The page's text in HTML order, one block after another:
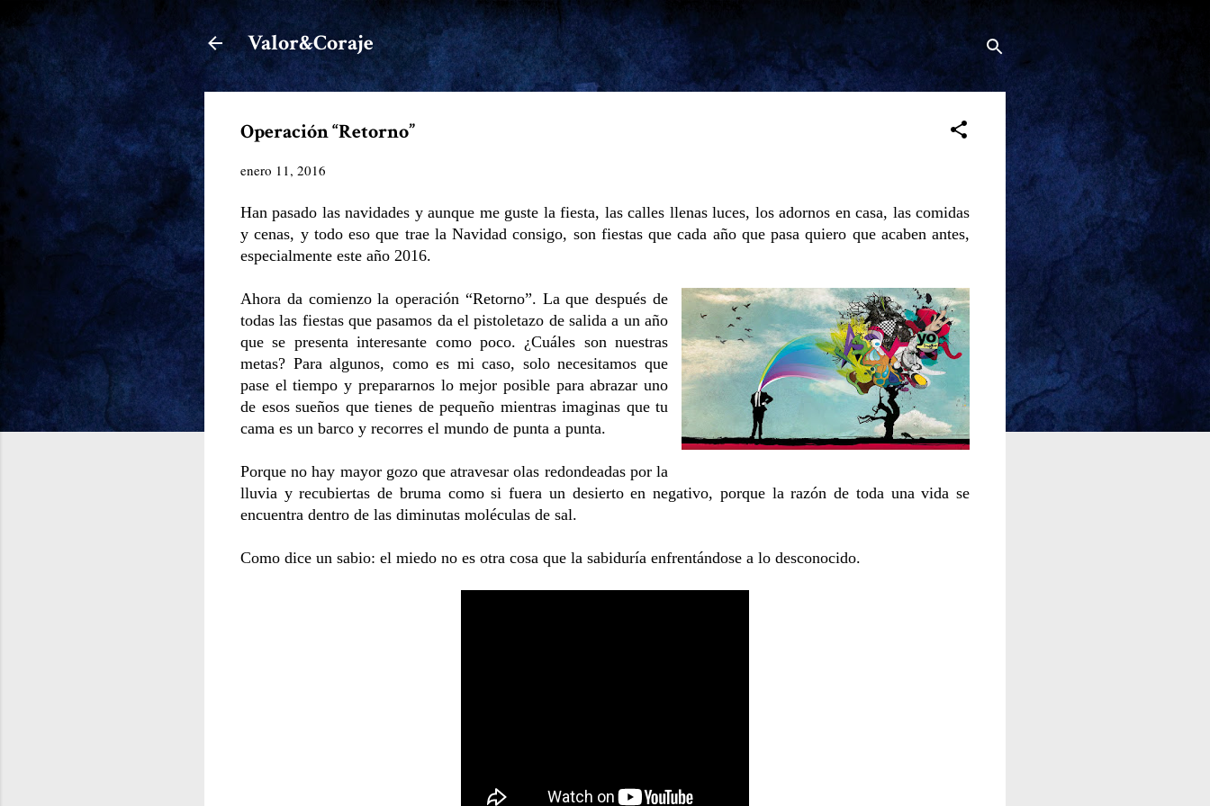
Ir al contenido principal
Valor&Coraje
Operación “Retorno”
enero 11, 2016
Han pasado las navidades y aunque me guste la fiesta, las calles llenas luces, los adornos en casa, las comidas
y cenas, y todo eso que trae la Navidad consigo, son fiestas que cada año que pasa quiero que acaben antes,
especialmente este año 2016.
Ahora da comienzo la operación “Retorno”. La que después de
todas las fiestas que pasamos da el pistoletazo de salida a un año
que se presenta interesante como poco. ¿Cuáles son nuestras
metas? Para algunos, como es mi caso, solo necesitamos que
pase el tiempo y prepararnos lo mejor posible para abrazar uno
de esos sueños que tienes de pequeño mientras imaginas que tu
cama es un barco y recorres el mundo de punta a punta.
Porque no hay mayor gozo que atravesar olas redondeadas por la
lluvia y recubiertas de bruma como si fuera un desierto en negativo, porque la razón de toda una vida se
encuentra dentro de las diminutas moléculas de sal.
Como dice un sabio: el miedo no es otra cosa que la sabiduría enfrentándose a lo desconocido.